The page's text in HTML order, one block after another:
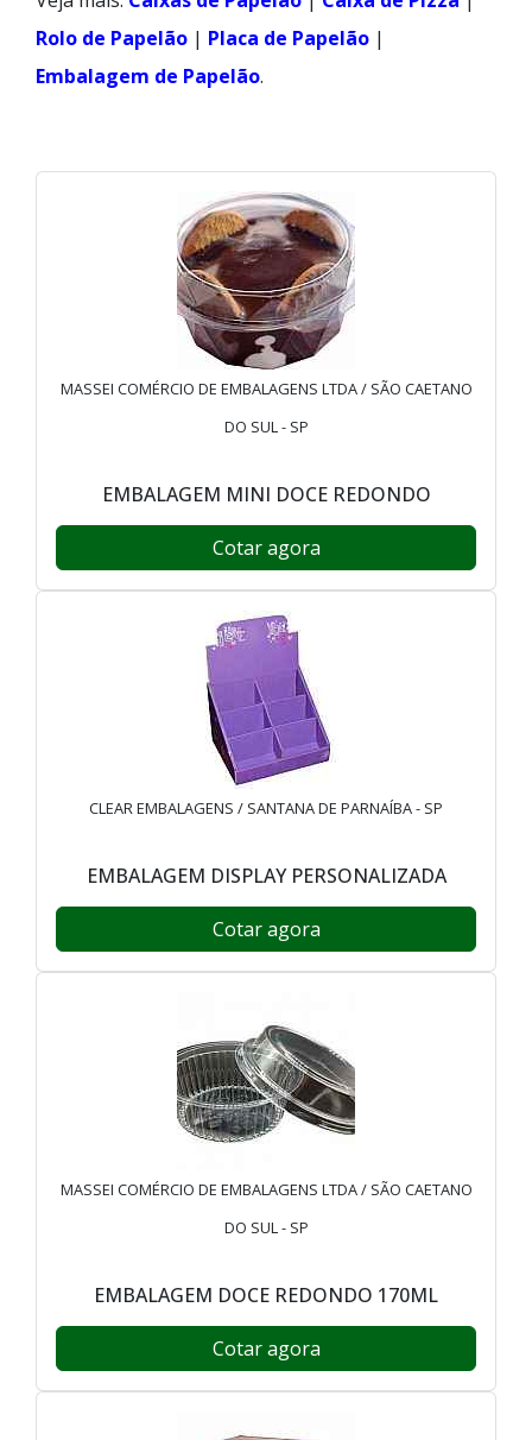
Rolo de Papelão | Placa de Papelão |
Embalagem de Papelão.
MASSEI COMÉRCIO DE EMBALAGENS LTDA / SÃO CAETANO
DO SUL - SP
EMBALAGEM MINI DOCE REDONDO
Cotar agora
CLEAR EMBALAGENS / SANTANA DE PARNAÍBA - SP
EMBALAGEM DISPLAY PERSONALIZADA
Cotar agora
MASSEI COMÉRCIO DE EMBALAGENS LTDA / SÃO CAETANO
DO SUL - SP
EMBALAGEM DOCE REDONDO 170ML
Cotar agora